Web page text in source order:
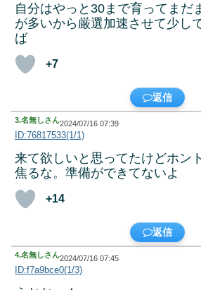
自分はやっと30まで育ってまだ
が多いから厳選加速させて少し
ば
+7
返信
3.名無しさん2024/07/16 07:39
ID:76817533(1/1)
来て欲しいと思ってたけどホン
焦るな。準備ができてないよ
+14
返信
4.名無しさん2024/07/16 07:45
ID:f7a9bce0(1/3)